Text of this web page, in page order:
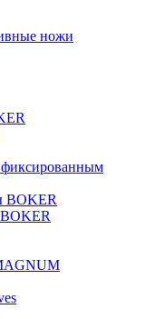
ножи
BOKER